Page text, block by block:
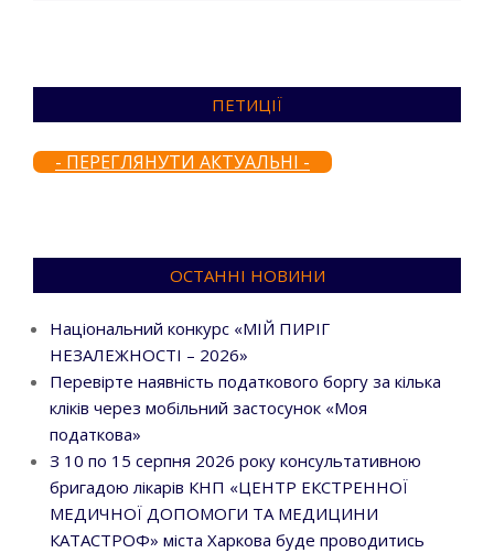
ПЕТИЦІЇ
- ПЕРЕГЛЯНУТИ АКТУАЛЬНІ -
ОСТАННІ НОВИНИ
Національний конкурс «МІЙ ПИРІГ
НЕЗАЛЕЖНОСТІ – 2026»
Перевірте наявність податкового боргу за кілька
кліків через мобільний застосунок «Моя
податкова»
З 10 по 15 серпня 2026 року консультативною
бригадою лікарів КНП «ЦЕНТР ЕКСТРЕННОЇ
МЕДИЧНОЇ ДОПОМОГИ ТА МЕДИЦИНИ
КАТАСТРОФ» міста Харкова буде проводитись